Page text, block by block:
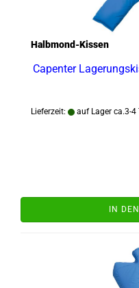
Halbmond-Kissen
Capenter
Lieferzeit: auf Lager ca.3-4
IN